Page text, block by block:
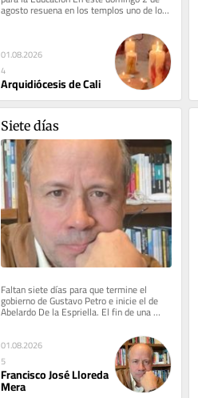
agosto resuena en los templos uno de los
pasajes más impactantes...
01.08.2026
4
Arquidiócesis de Cali
Siete días
Faltan siete días para que termine el
gobierno de Gustavo Petro e inicie el de
Abelardo De la Espriella. El fin de una
pesadilla que culmina entre...
01.08.2026
5
Francisco José Lloreda
Mera